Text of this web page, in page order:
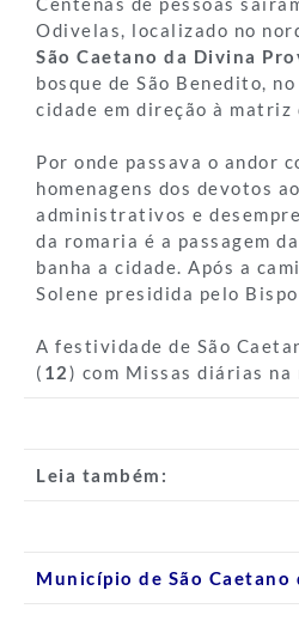
Odivelas, localizado no
São Caetano da Divina
bosque de São Benedito,
cidade em direção à matriz
Por onde passava o andor
homenagens dos devotos
administrativos e
da romaria é a passagem
banha a cidade. Após a
Solene presidida pelo
A festividade de São
( 12) com Missas diárias
Leia também:
Município de São